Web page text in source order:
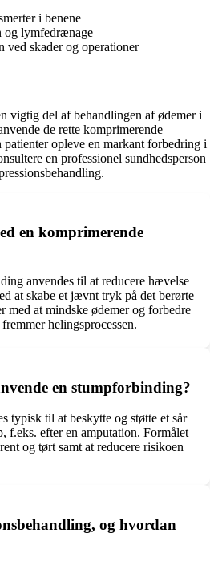
i benene
og lymfedrænage
ved skader og operationer
vigtig del af behandlingen af ødemer i
de rette komprimerende
opleve en markant forbedring i
en professionel sundhedsperson
en komprimerende
anvendes til at reducere hævelse
at skabe et jævnt tryk på det berørte
med at mindske ødemer og forbedre
helingsprocessen.
en stumpforbinding?
typisk til at beskytte og støtte et sår
f.eks. efter en amputation. Formålet
og tørt samt at reducere risikoen
og hvordan